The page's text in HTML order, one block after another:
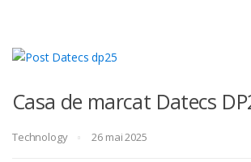
Casa de marcat Datecs
Technology 26 mai 2025